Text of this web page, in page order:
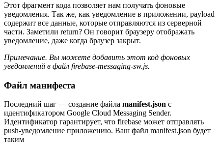
Этот фрагмент кода позволяет нам получать фоновые
уведомления. Так же, как уведомление в приложении, payload
содержит все данные, которые отправляются из серверной
части. Заметили return? Он говорит браузеру отображать
уведомление, даже когда браузер закрыт.
Примечание. Вы можете добавить этот код фоновых
уведомлений в файл firebase-messaging-sw.js.
Файл манифеста
Последний шаг — создание файла manifest.json с
идентификатором Google Cloud Messaging Sender.
Идентификатор гарантирует, что firebase может отправлять
push-уведомление приложению. Ваш файл manifest.json будет
таким